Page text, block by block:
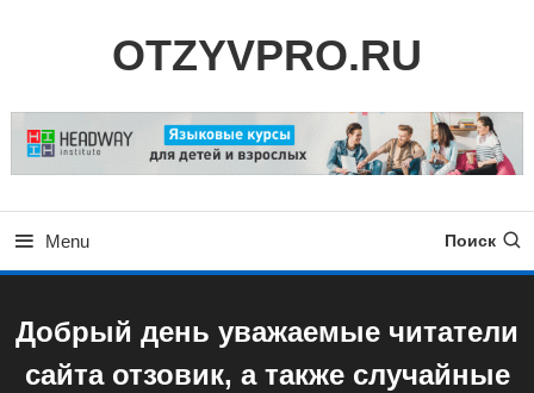
OTZYVPRO.RU
Menu Поиск
Добрый день уважаемые читатели
сайта отзовик, а также случайные